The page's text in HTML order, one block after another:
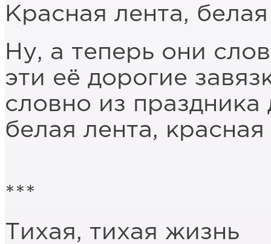
Красная лента,
Ну, а теперь они
эти её дорогие
словно из праздника
белая лента,
***
Тихая, тихая жизнь